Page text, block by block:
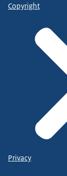
Copyright
Privacy